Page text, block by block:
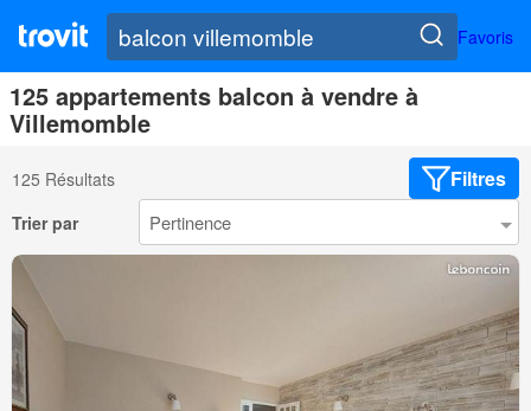
Favoris
125 appartements balcon à vendre à
Villemomble
125 Résultats Filtres
Trier par